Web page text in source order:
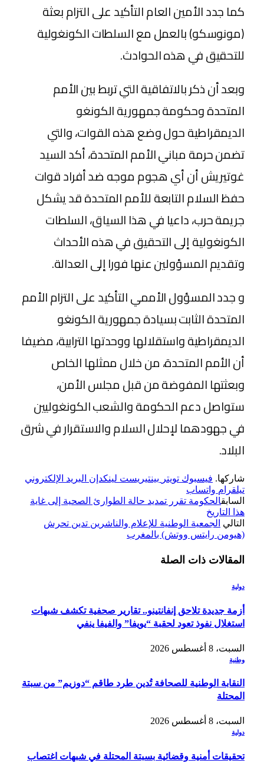
كما جدد الأمين العام التأكيد على التزام بعثة
(مونوسكو) بالعمل مع السلطات الكونغولية
للتحقيق في هذه الحوادث.
وبعد أن ذكر بالاتفاقية التي تربط بين الأمم
المتحدة وحكومة جمهورية الكونغو
الديمقراطية حول وضع هذه القوات، والتي
تضمن حرمة مباني الأمم المتحدة، أكد السيد
غوتيريش أن أي هجوم موجه ضد أفراد قوات
حفظ السلام التابعة للأمم المتحدة قد يشكل
جريمة حرب، داعيا في هذا السياق، السلطات
الكونغولية إلى التحقيق في هذه الأحداث
وتقديم المسؤولين عنها فورا إلى العدالة.
و جدد المسؤول الأممي التأكيد على التزام الأمم
المتحدة الثابت بسيادة جمهورية الكونغو
الديمقراطية واستقلالها ووحدتها الترابية، مضيفا
أن الأمم المتحدة، من خلال ممثلها الخاص
وبعثتها المفوضة من قبل مجلس الأمن،
ستواصل دعم الحكومة والشعب الكونغوليين
في جهودهما لإحلال السلام والاستقرار في شرق
البلاد.
شاركها. فيسبوك تويتر بينتيريست لينكدإن البريد الإلكتروني
تيلقرام واتساب
السابقالحكومة تقرر تمديد حالة الطوارئ الصحية إلى غاية
هذا التاريخ
التالي الجمعية الوطنية للإعلام والناشرين تدين تحرش
(هيومن رايتس ووتش) بالمغرب
المقالات ذات الصلة
دولية
أزمة جديدة تلاحق إنفانتينو.. تقارير صحفية تكشف شبهات
استغلال نفوذ تعود لحقبة “يويفا” والفيفا ينفي
السبت، 8 أغسطس 2026
وطنية
النقابة الوطنية للصحافة تُدين طرد طاقم “دوزيم” من سبتة
المحتلة
السبت، 8 أغسطس 2026
دولية
تحقيقات أمنية وقضائية بسبتة المحتلة في شبهات اغتصاب